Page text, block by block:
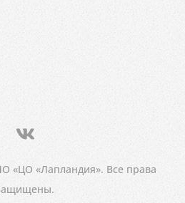
«ЦО «Лапландия». Все права